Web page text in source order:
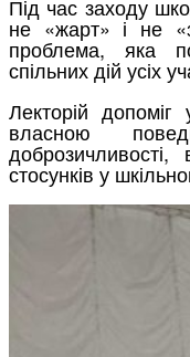
Під час заходу
не «жарт» і не
проблема, яка
спільних дій усіх
Лекторій
власною
доброзичливості,
стосунків у